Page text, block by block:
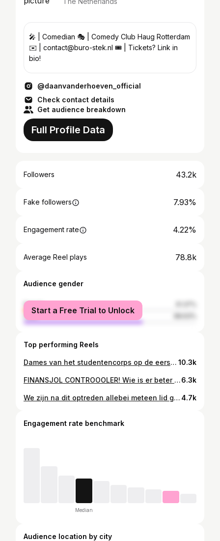
🎤 | Comedian 🎭 | Comedy Club Haug Rotterdam
✉️ | contact@buro-stek.nl 🎟️ | Tickets? Link in
bio!
@daanvanderhoeven_official
Check contact details
Get audience breakdown
Full Profile Data
Followers 43.2k
Fake followers 7.93%
Engagement rate 4.22%
Average Reel plays 78.8k
Audience gender
female
male
Start a Free Trial to Unlock
Top performing Reels
Dames van het studentencorps op de eerste rij. Ze bedoelen het goed. Van wie heb jij weleens een mislukt complimentje gehad? Locatie: @comedyclubhaug #corps #studenten #kakkers #comedy #standup #kankerclown 10.3k
FINANSJOL CONTROOOLER! Wie is er beter met de finance, @daanvanderhoeven_official of @renevanm?6.3k
We zijn na dit optreden allebei meteen lid geworden van de NMLK! Podium delen met @daanvanderhoeven_official in @comedyclubhaug voor een half uurtje impro is goed bevallen! 4.7k
Engagement rate benchmark
Median
Audience location by city